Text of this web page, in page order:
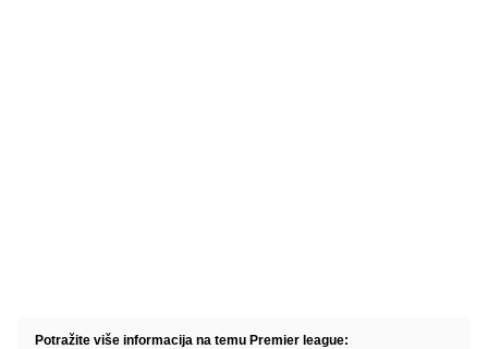
Potražite više informacija na temu Premier league: